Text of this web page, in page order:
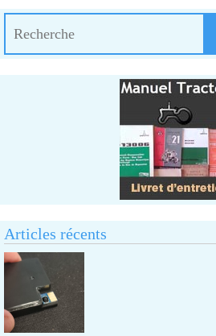
Articles récents